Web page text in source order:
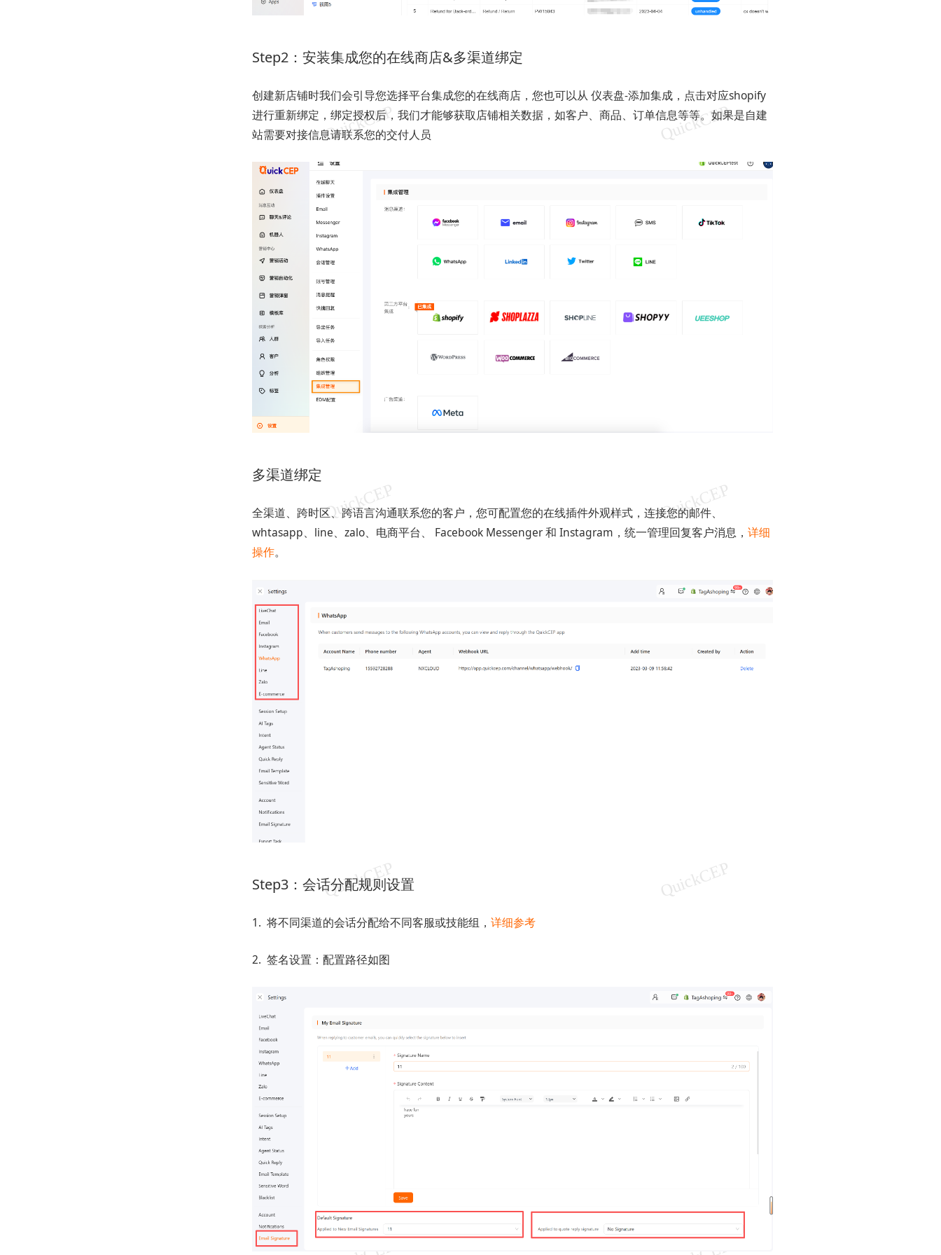
Step2：安装集成您的在线商店&多渠道绑定
创建新店铺时我们会引导您选择平台集成您的在线商店，您也可以从 仪表盘-添加集成，点击对应shopify
进行重新绑定，绑定授权后，我们才能够获取店铺相关数据，如客户、商品、订单信息等等。如果是自建
站需要对接信息请联系您的交付人员
多渠道绑定
全渠道、跨时区、跨语言沟通联系您的客户，您可配置您的在线插件外观样式，连接您的邮件、
whtasapp、line、zalo、电商平台、 Facebook Messenger 和 Instagram，统一管理回复客户消息， 详细
操作。
Step3：会话分配规则设置
1. 将不同渠道的会话分配给不同客服或技能组， 详细参考
2. 签名设置：配置路径如图